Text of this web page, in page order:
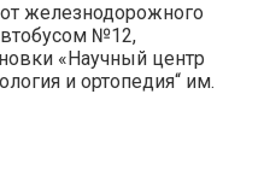
железнодорожного
№12,
«Научный центр
и ортопедия“ им.